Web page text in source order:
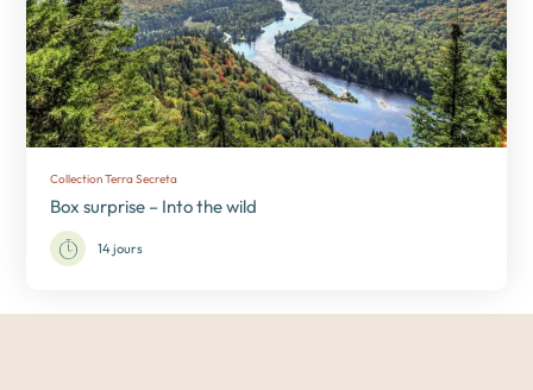
Collection Terra Secreta
Box surprise – Into the wild
14 jours